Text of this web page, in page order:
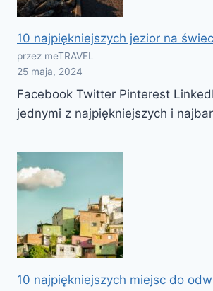
10 najpiękniejszych jezior na
przez meTRAVEL
25 maja, 2024
Facebook Twitter Pinterest
jednymi z najpiękniejszych i
10 najpiękniejszych miejsc do